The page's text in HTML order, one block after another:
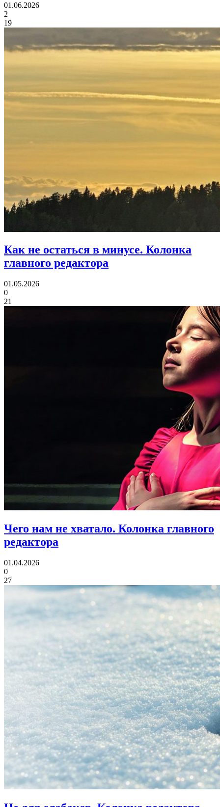
01.06.2026
2
19
Как не остаться в минусе. Колонка
главного редактора
01.05.2026
0
21
Чего нам не хватало. Колонка главного
редактора
01.04.2026
0
27